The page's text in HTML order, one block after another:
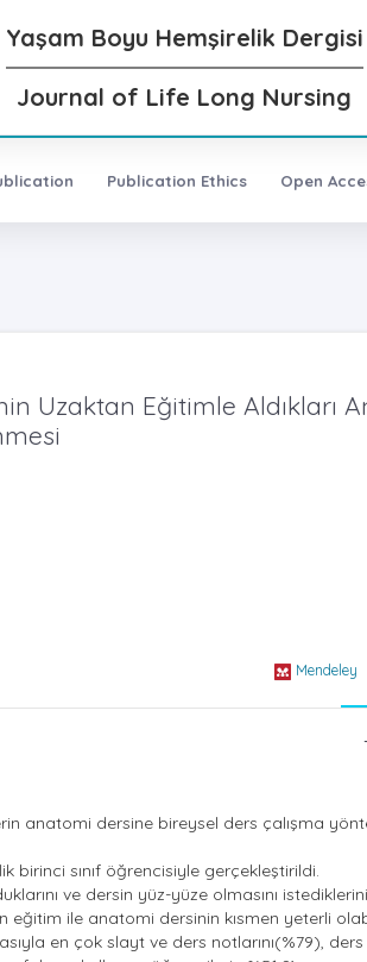
Yaşam Boyu Hemşirelik Dergisi
Journal of Life Long Nursing
Publication Ethics Open
Uzaktan Eğitimle Aldıkları
Mendeley
anatomi dersine bireysel ders çalışma
birinci sınıf öğrencisiyle gerçekleştirildi.
ve dersin yüz-yüze olmasını
eğitim ile anatomi dersinin kısmen yeterli
en çok slayt ve ders notlarını(%79), ders